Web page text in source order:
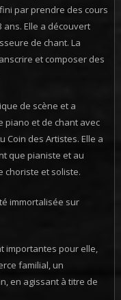
par prendre des cours
ans. Elle a découvert
de chant. La
et composer des
de scène et a
piano et de chant avec
Coin des Artistes. Elle a
que pianiste et au
choriste et soliste.
immortalisée sur
importantes pour elle,
familial, un
en agissant à titre de